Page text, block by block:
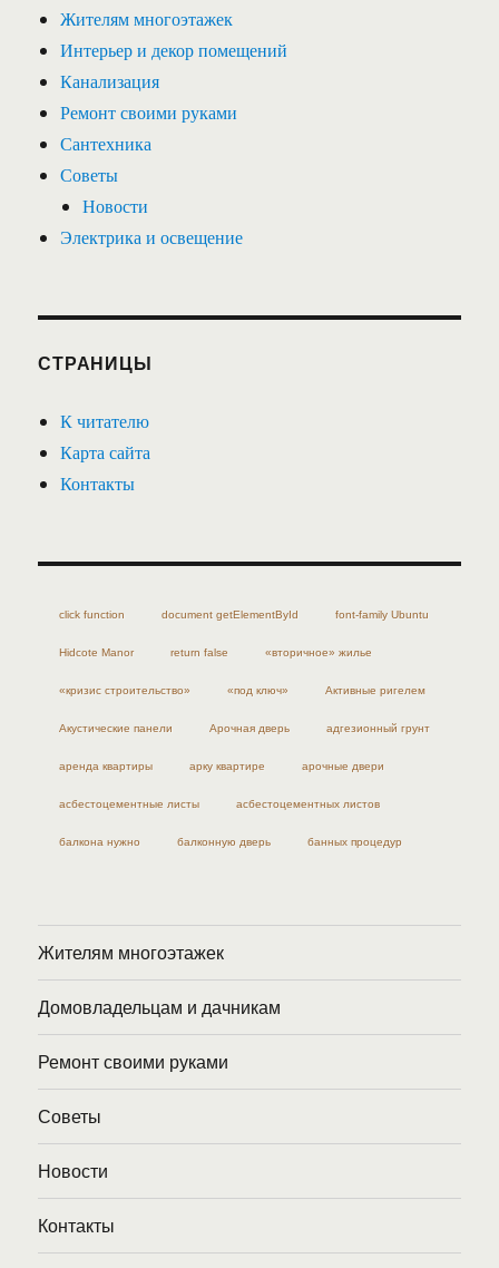
Жителям многоэтажек
Интерьер и декор помещений
Канализация
Ремонт своими руками
Сантехника
Советы
Новости
Электрика и освещение
СТРАНИЦЫ
К читателю
Карта сайта
Контакты
click function document getElementById font-family Ubuntu
Hidcote Manor return false «вторичное» жилье
«кризис строительство» «под ключ» Активные ригелем
Акустические панели Арочная дверь адгезионный грунт
аренда квартиры арку квартире арочные двери
асбестоцементные листы асбестоцементных листов
балкона нужно балконную дверь банных процедур
Жителям многоэтажек
Домовладельцам и дачникам
Ремонт своими руками
Советы
Новости
Контакты